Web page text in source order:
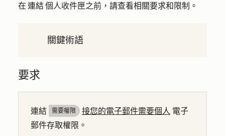
在 連結 個人收件匣之前，請查看相關要求和限制。
關鍵術語
要求
連結 需要權限 接您的電子郵件需要個人 電子
郵件存取權限。